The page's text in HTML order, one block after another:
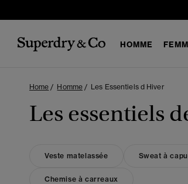
HOMME
Home Homme Les Essentiels d Hiver
Les essentiels
Veste matelassée Sweat à
Chemise à carreaux